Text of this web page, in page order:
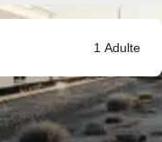
1 Adulte